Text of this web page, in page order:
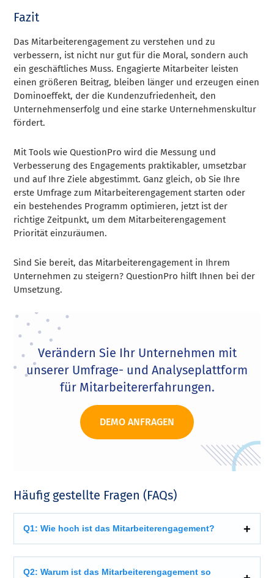
Fazit
Das Mitarbeiterengagement zu verstehen und zu
verbessern, ist nicht nur gut für die Moral, sondern auch
ein geschäftliches Muss. Engagierte Mitarbeiter leisten
einen größeren Beitrag, bleiben länger und erzeugen einen
Dominoeffekt, der die Kundenzufriedenheit, den
Unternehmenserfolg und eine starke Unternehmenskultur
fördert.
Mit Tools wie QuestionPro wird die Messung und
Verbesserung des Engagements praktikabler, umsetzbar
und auf Ihre Ziele abgestimmt. Ganz gleich, ob Sie Ihre
erste Umfrage zum Mitarbeiterengagement starten oder
ein bestehendes Programm optimieren, jetzt ist der
richtige Zeitpunkt, um dem Mitarbeiterengagement
Priorität einzuräumen.
Sind Sie bereit, das Mitarbeiterengagement in Ihrem
Unternehmen zu steigern? QuestionPro hilft Ihnen bei der
Umsetzung.
Verändern Sie Ihr Unternehmen mit
unserer Umfrage- und Analyseplattform
für Mitarbeitererfahrungen.
DEMO ANFRAGEN
Häufig gestellte Fragen (FAQs)
Q1: Wie hoch ist das Mitarbeiterengagement?
Q2: Warum ist das Mitarbeiterengagement so